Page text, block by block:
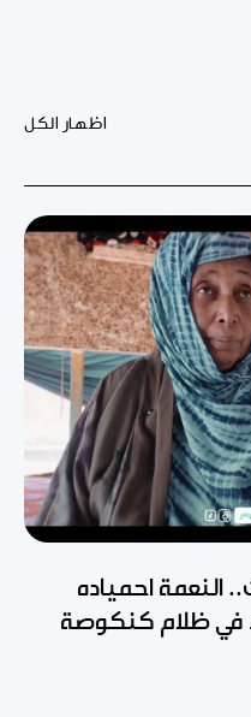
اظهار الكل
النعمة احمياده
في ظلام كنكوصة